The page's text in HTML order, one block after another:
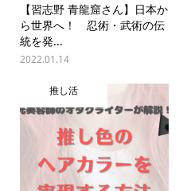
【習志野 青龍窟さん】日本か
ら世界へ！ 忍術・武術の伝
統を発...
2022.01.14
推し活